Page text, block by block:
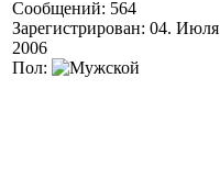
Сообщений: 564
Зарегистрирован: 04. Июля
2006
Пол: